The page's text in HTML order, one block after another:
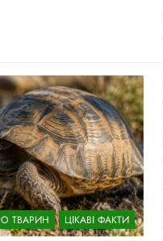
ТВАРИН ЦІКАВІ ФАКТИ